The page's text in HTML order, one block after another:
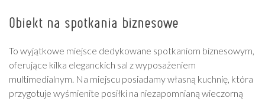
Obiekt na spotkania biznesowe
To wyjątkowe miejsce dedykowane spotkaniom biznesowym,
oferujące kilka eleganckich sal z wyposażeniem
multimedialnym. Na miejscu posiadamy własną kuchnię, która
przygotuje wyśmienite posiłki na niezapomnianą wieczorną